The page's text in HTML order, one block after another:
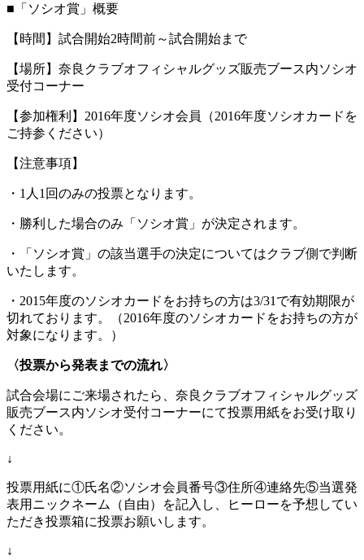
■「ソシオ賞」概要
【時間】試合開始2時間前～試合開始まで
【場所】奈良クラブオフィシャルグッズ販売ブース内ソシオ
受付コーナー
【参加権利】2016年度ソシオ会員（2016年度ソシオカードを
ご持参ください）
【注意事項】
・1人1回のみの投票となります。
・勝利した場合のみ「ソシオ賞」が決定されます。
・「ソシオ賞」の該当選手の決定についてはクラブ側で判断
いたします。
・2015年度のソシオカードをお持ちの方は3/31で有効期限が
切れております。（2016年度のソシオカードをお持ちの方が
対象になります。）
〈投票から発表までの流れ〉
試合会場にご来場されたら、奈良クラブオフィシャルグッズ
販売ブース内ソシオ受付コーナーにて投票用紙をお受け取り
ください。
↓
投票用紙に①氏名②ソシオ会員番号③住所④連絡先⑤当選発
表用ニックネーム（自由）を記入し、ヒーローを予想してい
ただき投票箱に投票お願いします。
↓